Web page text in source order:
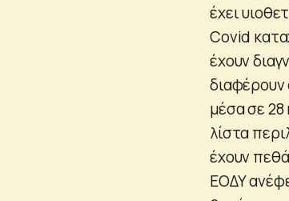
έχει
Covid
έχουν
διαφέρουν
μέσα σε
λίστα
έχουν
ΕΟΔΥ